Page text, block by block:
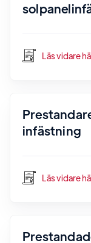
Läs vidare
infästning
Läs vidare